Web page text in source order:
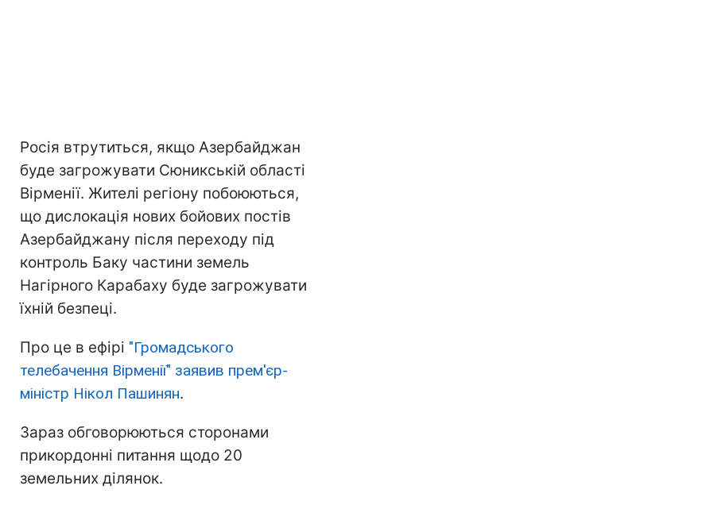
Росія втрутиться, якщо Азербайджан
буде загрожувати Сюникській області
Вірменії. Жителі регіону побоюються,
що дислокація нових бойових постів
Азербайджану після переходу під
контроль Баку частини земель
Нагірного Карабаху буде загрожувати
їхній безпеці.
Про це в ефірі "Громадського
телебачення Вірменії" заявив прем'єр-
міністр Нікол Пашинян.
Зараз обговорюються сторонами
прикордонні питання щодо 20
земельних ділянок.